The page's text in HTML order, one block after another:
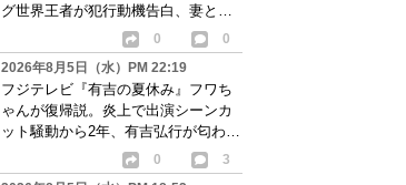
グ世界王者が犯行動機告白、妻と離
0
0
2026年8月5日（水）PM 22:19
フジテレビ『有吉の夏休み』フワち
ゃんが復帰説。炎上で出演シーンカ
ット騒動から2年、有吉弘行が匂わせ
0
3